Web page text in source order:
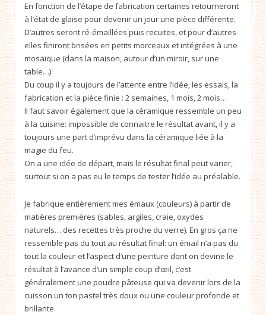
En fonction de l’étape de fabrication certaines retourneront
à l’état de glaise pour devenir un jour une pièce différente.
D’autres seront ré-émaillées puis recuites, et pour d’autres
elles finiront brisées en petits morceaux et intégrées à une
mosaïque (dans la maison, autour d’un miroir, sur une
table…)
Du coup il y a toujours de l’attente entre l’idée, les essais, la
fabrication et la pièce finie : 2 semaines, 1 mois, 2 mois…
Il faut savoir également que la céramique ressemble un peu
à la cuisine: impossible de connaitre le résultat avant, il y a
toujours une part d’imprévu dans la céramique liée à la
magie du feu.
On a une idée de départ, mais le résultat final peut varier,
surtout si on a pas eu le temps de tester l’idée au préalable.
Je fabrique entièrement mes émaux (couleurs) à partir de
matières premières (sables, argiles, craie, oxydes
naturels… des recettes très proche du verre). En gros ça ne
ressemble pas du tout au résultat final: un émail n’a pas du
tout la couleur et l’aspect d’une peinture dont on devine le
résultat à l’avance d’un simple coup d’œil, c’est
généralement une poudre pâteuse qui va devenir lors de la
cuisson un ton pastel très doux ou une couleur profonde et
brillante.